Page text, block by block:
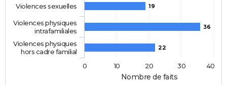
Nombre de faits
19
36
22
Violences sexuelles
Violences physiques
intrafamiliales
Violences physiques
hors cadre familial
0
10 20 30 40